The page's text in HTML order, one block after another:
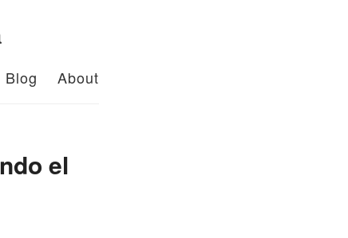
Blog About
el